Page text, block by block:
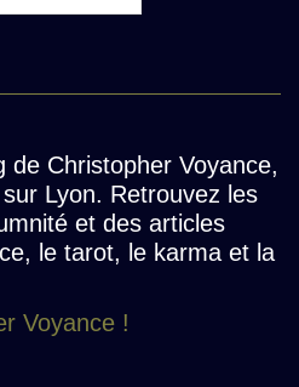
de Christopher Voyance,
Lyon. Retrouvez les
et des articles
le tarot, le karma et la
Voyance !